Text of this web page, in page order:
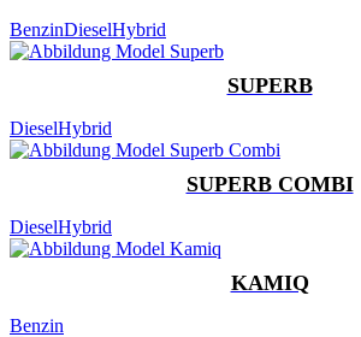
BenzinDieselHybrid
SUPERB
DieselHybrid
SUPERB COMBI
DieselHybrid
KAMIQ
Benzin